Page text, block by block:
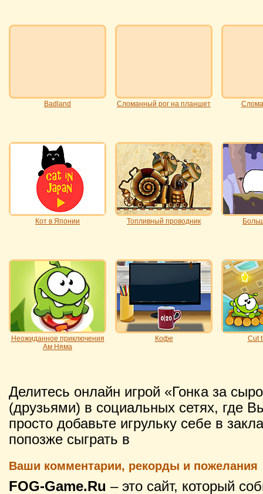
Badland Сломанный рог на планшет
Кот в Японии Топливный проводник
Неожиданное приключения
Ам Няма
Кофе Cut
Делитесь онлайн игрой «Гонка за
(друзьями) в социальных сетях, где
просто добавьте игрульку себе в
попозже сыграть в
Ваши комментарии, рекорды и пожелания
FOG-Game.Ru – это сайт, который